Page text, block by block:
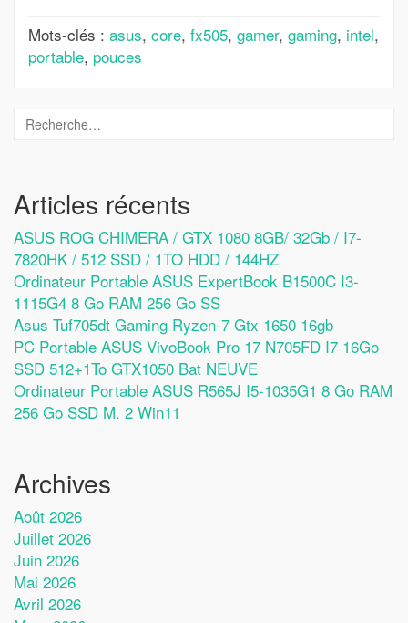
Mots-clés : asus, core, fx505, gamer, gaming, intel,
portable, pouces
Articles récents
ASUS ROG CHIMERA / GTX 1080 8GB/ 32Gb / I7-
7820HK / 512 SSD / 1TO HDD / 144HZ
Ordinateur Portable ASUS ExpertBook B1500C I3-
1115G4 8 Go RAM 256 Go SS
Asus Tuf705dt Gaming Ryzen-7 Gtx 1650 16gb
PC Portable ASUS VivoBook Pro 17 N705FD I7 16Go
SSD 512+1To GTX1050 Bat NEUVE
Ordinateur Portable ASUS R565J I5-1035G1 8 Go RAM
256 Go SSD M. 2 Win11
Archives
Août 2026
Juillet 2026
Juin 2026
Mai 2026
Avril 2026